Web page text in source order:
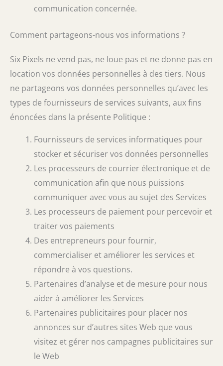
communication concernée.
Comment partageons-nous vos informations ?
Six Pixels ne vend pas, ne loue pas et ne donne pas en
location vos données personnelles à des tiers. Nous
ne partageons vos données personnelles qu’avec les
types de fournisseurs de services suivants, aux fins
énoncées dans la présente Politique :
Fournisseurs de services informatiques pour
stocker et sécuriser vos données personnelles
Les processeurs de courrier électronique et de
communication afin que nous puissions
communiquer avec vous au sujet des Services
Les processeurs de paiement pour percevoir et
traiter vos paiements
Des entrepreneurs pour fournir,
commercialiser et améliorer les services et
répondre à vos questions.
Partenaires d’analyse et de mesure pour nous
aider à améliorer les Services
Partenaires publicitaires pour placer nos
annonces sur d’autres sites Web que vous
visitez et gérer nos campagnes publicitaires sur
le Web